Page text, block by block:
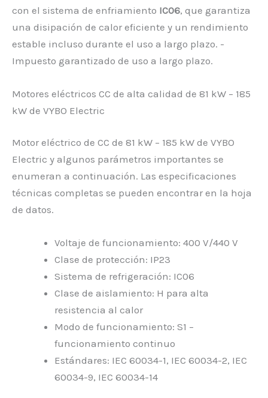
con el sistema de enfriamiento IC06, que garantiza
una disipación de calor eficiente y un rendimiento
estable incluso durante el uso a largo plazo. -
Impuesto garantizado de uso a largo plazo.
Motores eléctricos CC de alta calidad de 81 kW – 185
kW de VYBO Electric
Motor eléctrico de CC de 81 kW – 185 kW de VYBO
Electric y algunos parámetros importantes se
enumeran a continuación. Las especificaciones
técnicas completas se pueden encontrar en la hoja
de datos.
Voltaje de funcionamiento: 400 V/440 V
Clase de protección: IP23
Sistema de refrigeración: IC06
Clase de aislamiento: H para alta
resistencia al calor
Modo de funcionamiento: S1 –
funcionamiento continuo
Estándares: IEC 60034-1, IEC 60034-2, IEC
60034-9, IEC 60034-14